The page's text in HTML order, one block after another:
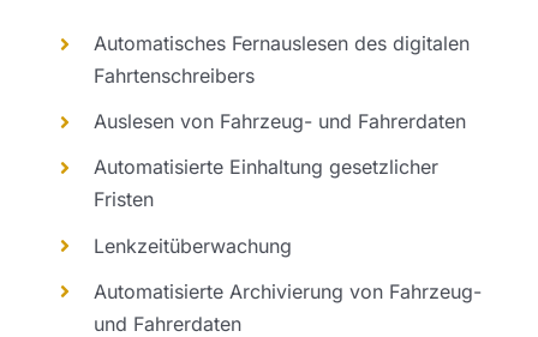
Automatisches Fernauslesen des digitalen
Fahrtenschreibers
Auslesen von Fahrzeug- und Fahrerdaten
Automatisierte Einhaltung gesetzlicher
Fristen
Lenkzeitüberwachung
Automatisierte Archivierung von Fahrzeug-
und Fahrerdaten